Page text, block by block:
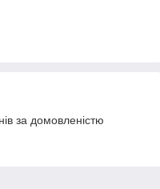
за домовленістю